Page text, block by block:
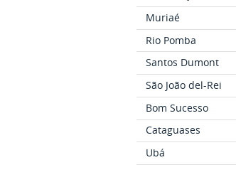
Muriaé
Rio Pomba
Santos Dumont
São João del-Rei
Bom Sucesso
Cataguases
Ubá